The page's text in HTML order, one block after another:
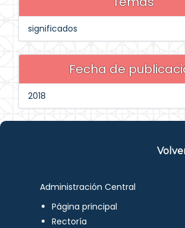
significados
Fecha de
2018
Administración Central
Página principal
Rectoría